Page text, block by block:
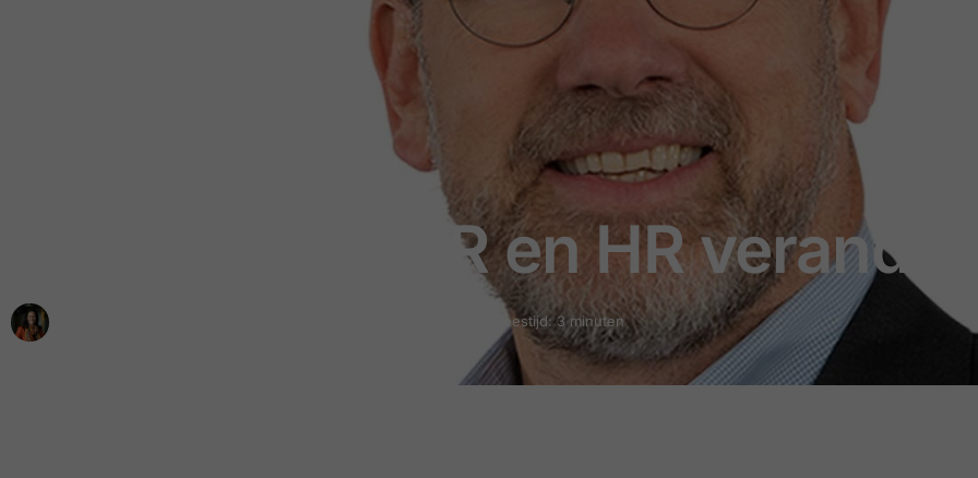
AI verandert HR en HR
Leestijd: 3 minuten